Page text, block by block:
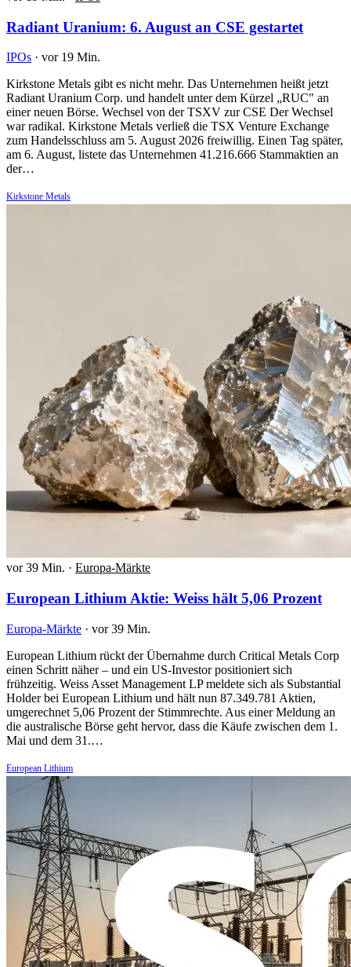
Radiant Uranium: 6. August an CSE gestartet
IPOs · vor 19 Min.
Kirkstone Metals gibt es nicht mehr. Das Unternehmen heißt jetzt
Radiant Uranium Corp. und handelt unter dem Kürzel „RUC" an
einer neuen Börse. Wechsel von der TSXV zur CSE Der Wechsel
war radikal. Kirkstone Metals verließ die TSX Venture Exchange
zum Handelsschluss am 5. August 2026 freiwillig. Einen Tag später,
am 6. August, listete das Unternehmen 41.216.666 Stammaktien an
der…
Kirkstone Metals
vor 39 Min. · Europa-Märkte
European Lithium Aktie: Weiss hält 5,06 Prozent
Europa-Märkte · vor 39 Min.
European Lithium rückt der Übernahme durch Critical Metals Corp
einen Schritt näher – und ein US-Investor positioniert sich
frühzeitig. Weiss Asset Management LP meldete sich als Substantial
Holder bei European Lithium und hält nun 87.349.781 Aktien,
umgerechnet 5,06 Prozent der Stimmrechte. Aus einer Meldung an
die australische Börse geht hervor, dass die Käufe zwischen dem 1.
Mai und dem 31.…
European Lithium